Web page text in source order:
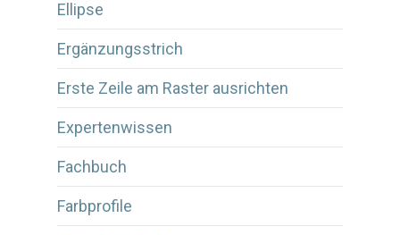
Ellipse
Ergänzungsstrich
Erste Zeile am Raster ausrichten
Expertenwissen
Fachbuch
Farbprofile